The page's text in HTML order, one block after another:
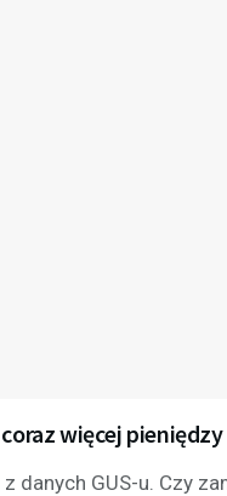
więcej
danych GUS-u. Czy